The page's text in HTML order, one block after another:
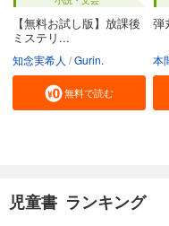
【無料お試し版】放課後
ミステリ...
知念実希人 Gurin.
無料で読む
弾
本
児童書 ランキング